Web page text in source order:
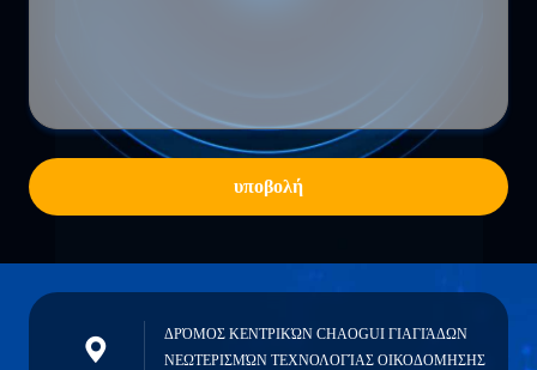
υποβολή
ΔΡΌΜΟΣ ΚΕΝΤΡΙΚΏΝ CHAOGUI ΓΙΑΓΙΆΔΩΝ
ΝΕΩΤΕΡΙΣΜΏΝ ΤΕΧΝΟΛΟΓΊΑΣ ΟΙΚΟΔΟΜΗΣΗΣ